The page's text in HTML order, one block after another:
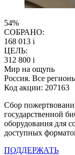
54%
СОБРАНО:
168 013 i
ЦЕЛЬ:
312 800 i
Мир на ощупь
Россия. Все
Код акции: 207163
Сбор
государственной
оборудования для
доступных
ПОДДЕРЖАТЬ